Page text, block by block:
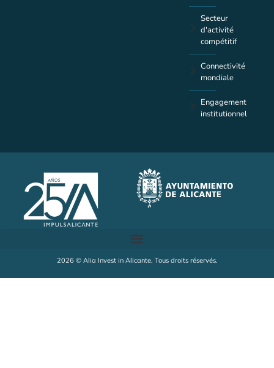
Secteur
d'activité
compétitif
Connectivité
mondiale
Engagement
institutionnel
2026 © Alia Invest in Alicante. Tous droits réservés.